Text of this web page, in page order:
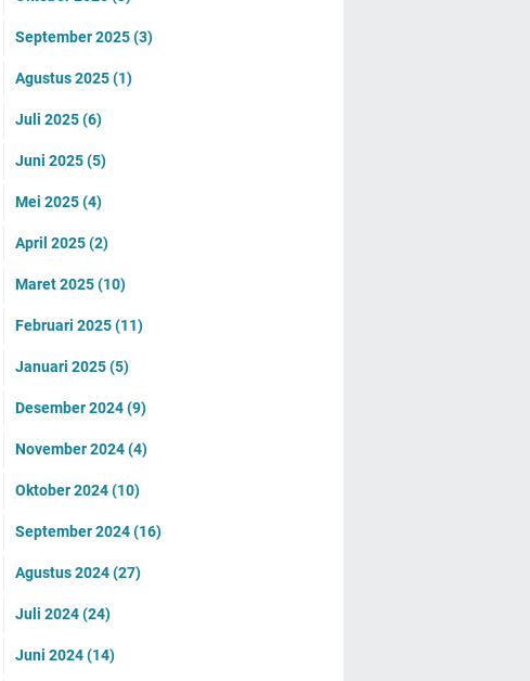
September 2025(3)
Agustus 2025(1)
Juli 2025(6)
Juni 2025(5)
Mei 2025(4)
April 2025(2)
Maret 2025(10)
Februari 2025(11)
Januari 2025(5)
Desember 2024(9)
November 2024(4)
Oktober 2024(10)
September 2024(16)
Agustus 2024(27)
Juli 2024(24)
Juni 2024(14)